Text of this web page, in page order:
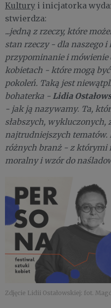
Kultury i inicjatorka
stwierdza:
...jedną z rzeczy, które
stan rzeczy - dla naszego
przypominanie i
kobietach - które mogą
pokoleń. Taką jest
bohaterka - Lidia
- jak ją nazywamy. Ta,
słabszych, wykluczonych,
najtrudniejszych tematów.
różnych branż - z którymi
moralny i wzór do
Zdjęcie Lidii Ostałowskiej: fot.